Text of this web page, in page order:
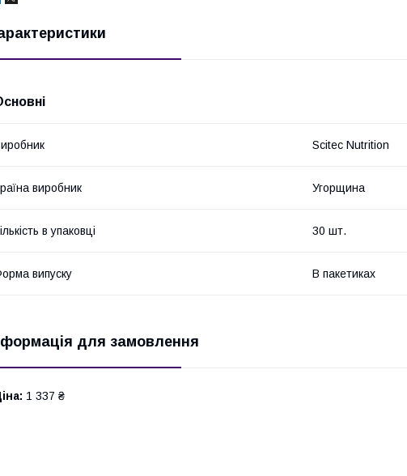
Scitec Nutrition
виробник Угорщина
в упаковці 30 шт.
випуску В пакетиках
для замовлення
1 337 ₴